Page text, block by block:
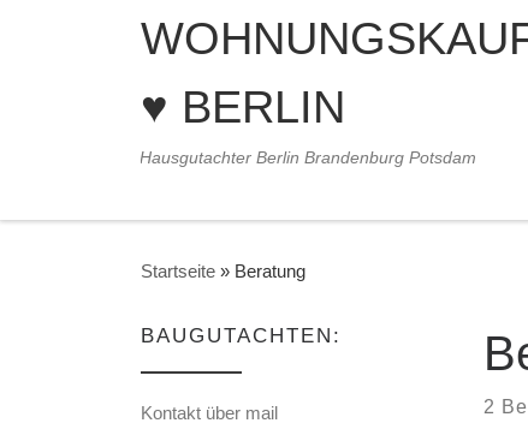
♥ BERLIN
Hausgutachter Berlin Brandenburg Potsdam
Startseite » Beratung
2
BAUGUTACHTEN:
Kontakt über mail